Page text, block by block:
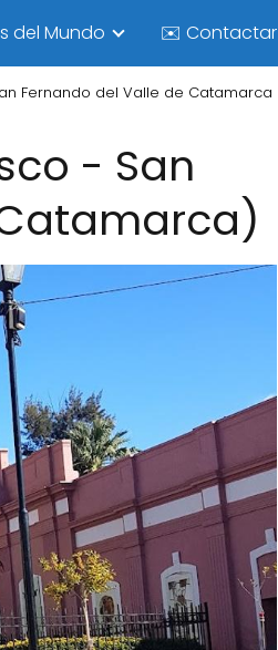
del Mundo ✉️ Contactar
Fernando del Valle de Catamarca
- San